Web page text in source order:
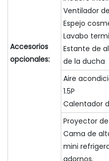
Accesorios
opcionales:
Ventilador
Espejo
Lavabo
Estante de
de la ducha
Aire
1.5P
Calentador
Proyector
Cama de
mini
adornos.